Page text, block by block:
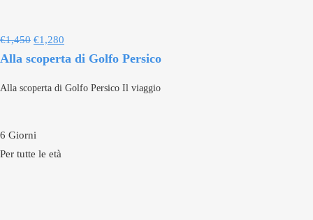
€1,450 €1,280
Alla scoperta di Golfo Persico
Alla scoperta di Golfo Persico Il viaggio
6 Giorni
Per tutte le età